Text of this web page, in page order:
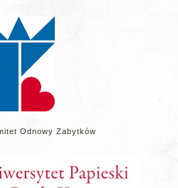
Odnowy Zabytków